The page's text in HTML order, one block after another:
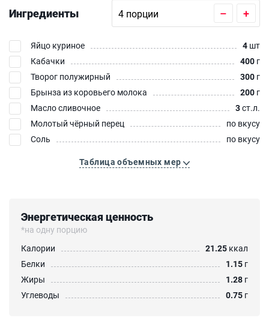
Ингредиенты – +
Яйцо куриное 4 шт
Кабачки
400 г
Творог полужирный
300 г
Брынза из коровьего молока
200 г
Масло сливочное
3ст.л.
Молотый чёрный перец
по вкусу
Соль
по вкусу
Таблица объемных мер
Энергетическая ценность
*на одну порцию
Калории
21.25 ккал
Белки
1.15 г
Жиры
1.28 г
Углеводы
0.75 г